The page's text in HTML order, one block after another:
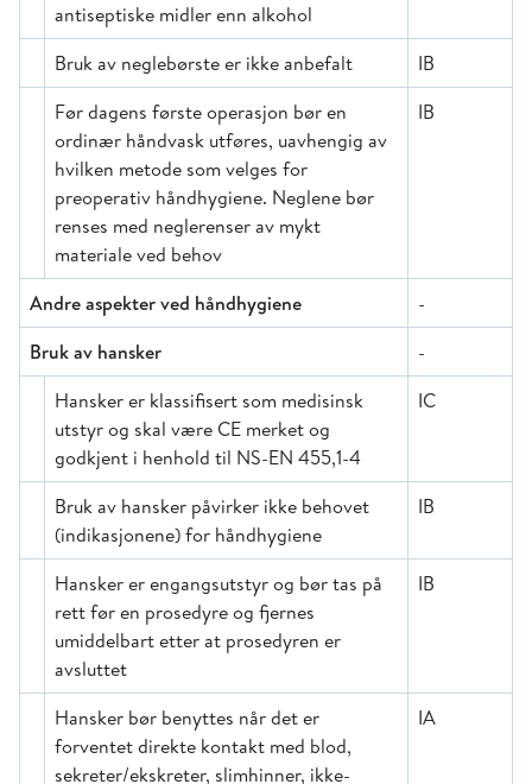
antiseptiske midler enn alkohol
Bruk av neglebørste er ikke anbefalt
IB
Før dagens første operasjon bør en
ordinær håndvask utføres, uavhengig av
hvilken metode som velges for
preoperativ håndhygiene. Neglene bør
renses med neglerenser av mykt
materiale ved behov
IB
Andre aspekter ved håndhygiene
-
Bruk av hansker
-
Hansker er klassifisert som medisinsk
utstyr og skal være CE merket og
godkjent i henhold til NS-EN 455,1-4
IC
Bruk av hansker påvirker ikke behovet
(indikasjonene) for håndhygiene
IB
Hansker er engangsutstyr og bør tas på
rett før en prosedyre og fjernes
umiddelbart etter at prosedyren er
avsluttet
IB
Hansker bør benyttes når det er
forventet direkte kontakt med blod,
sekreter/ekskreter, slimhinner, ikke-
IA